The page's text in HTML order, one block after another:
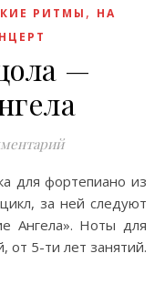
РИТМЫ , НА
—
за ней следуют
Ангела». Ноты для
от 5-ти лет занятий.